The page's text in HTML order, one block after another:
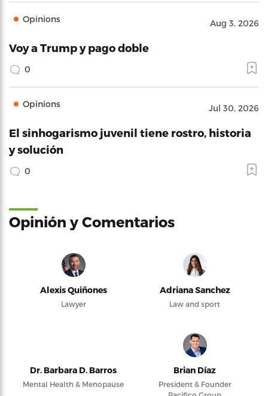
Opinions Aug 3, 2026
Voy a Trump y pago doble
0
Opinions Jul 30, 2026
El sinhogarismo juvenil tiene rostro, historia
y solución
0
Opinión y Comentarios
Alexis Quiñones
Lawyer
Adriana Sanchez
Law and sport
Dr. Barbara D. Barros
Mental Health & Menopause
Brian Díaz
President & Founder